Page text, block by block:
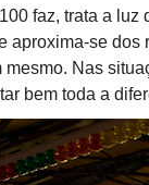
faz, trata a luz
aproxima-se dos
Nas
bem toda a